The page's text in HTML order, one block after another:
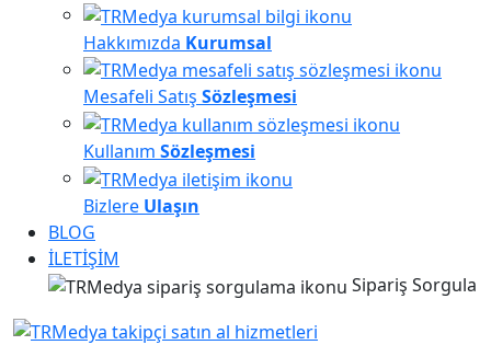
Hakkımızda Kurumsal
Mesafeli Satış Sözleşmesi
Kullanım Sözleşmesi
Bizlere Ulaşın
BLOG
İLETİŞİM
Sipariş Sorgula